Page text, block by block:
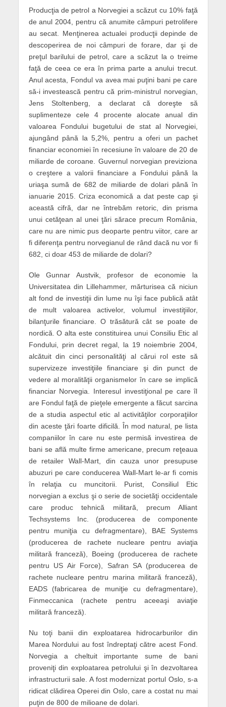
Producţia de petrol a Norvegiei a scăzut cu 10% faţă
de anul 2004, pentru că anumite câmpuri petrolifere
au secat. Menţinerea actualei producţii depinde de
descoperirea de noi câmpuri de forare, dar şi de
preţul barilului de petrol, care a scăzut la o treime
faţă de ceea ce era în prima parte a anului trecut.
Anul acesta, Fondul va avea mai puţini bani pe care
să-i investească pentru că prim-ministrul norvegian,
Jens Stoltenberg, a declarat că doreşte să
suplimenteze cele 4 procente alocate anual din
valoarea Fondului bugetului de stat al Norvegiei,
ajungând până la 5,2%, pentru a oferi un pachet
financiar economiei în recesiune în valoare de 20 de
miliarde de coroane. Guvernul norvegian previziona
o creştere a valorii financiare a Fondului până la
uriaşa sumă de 682 de miliarde de dolari până în
ianuarie 2015. Criza economică a dat peste cap şi
această cifră, dar ne întrebăm retoric, din prisma
unui cetăţean al unei ţări sărace precum România,
care nu are nimic pus deoparte pentru viitor, care ar
fi diferenţa pentru norvegianul de rând dacă nu vor fi
682, ci doar 453 de miliarde de dolari?
Ole Gunnar Austvik, profesor de economie la
Universitatea din Lillehammer, mărturisea că niciun
alt fond de investiţii din lume nu îşi face publică atât
de mult valoarea activelor, volumul investiţiilor,
bilanţurile financiare. O trăsătură cât se poate de
nordică. O alta este constituirea unui Consiliu Etic al
Fondului, prin decret regal, la 19 noiembrie 2004,
alcătuit din cinci personalităţi al cărui rol este să
supervizeze investiţiile financiare şi din punct de
vedere al moralităţii organismelor în care se implică
financiar Norvegia. Interesul investiţional pe care îl
are Fondul faţă de pieţele emergente a făcut sarcina
de a studia aspectul etic al activităţilor corporaţiilor
din aceste ţări foarte dificilă. În mod natural, pe lista
companiilor în care nu este permisă investirea de
bani se află multe firme americane, precum reţeaua
de retailer Wall-Mart, din cauza unor presupuse
abuzuri pe care conducerea Wall-Mart le-ar fi comis
în relaţia cu muncitorii. Purist, Consiliul Etic
norvegian a exclus şi o serie de societăţi occidentale
care produc tehnică militară, precum Alliant
Techsystems Inc. (producerea de componente
pentru muniţia cu defragmentare), BAE Systems
(producerea de rachete nucleare pentru aviaţia
militară franceză), Boeing (producerea de rachete
pentru US Air Force), Safran SA (producerea de
rachete nucleare pentru marina militară franceză),
EADS (fabricarea de muniţie cu defragmentare),
Finmeccanica (rachete pentru aceeaşi aviaţie
militară franceză).
Nu toţi banii din exploatarea hidrocarburilor din
Marea Nordului au fost îndreptaţi către acest Fond.
Norvegia a cheltuit importante sume de bani
proveniţi din exploatarea petrolului şi în dezvoltarea
infrastructurii sale. A fost modernizat portul Oslo, s-a
ridicat clădirea Operei din Oslo, care a costat nu mai
puţin de 800 de milioane de dolari.